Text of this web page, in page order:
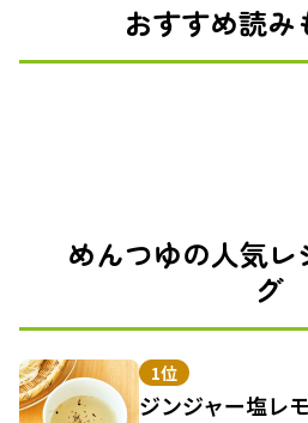
おすすめ読み
めんつゆの人気
グ
1位
ジンジャー塩レ